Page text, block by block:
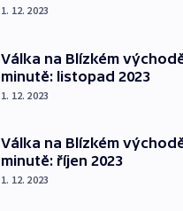
1. 12. 2023
Válka na Blízkém
minutě: listopad 2023
1. 12. 2023
Válka na Blízkém
minutě: říjen 2023
1. 12. 2023